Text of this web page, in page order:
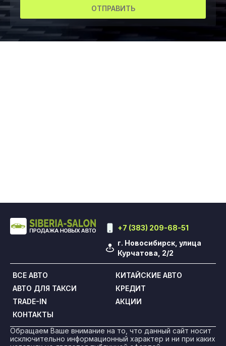
ОТПРАВИТЬ
+7 (383) 209-68-51
г. Новосибирск, улица
Курчатова, 2/2
ВСЕ АВТО
КИТАЙСКИЕ АВТО
АВТО ДЛЯ ТАКСИ
КРЕДИТ
TRADE-IN
АКЦИИ
КОНТАКТЫ
Обращаем Ваше внимание на то, что данный сайт носит
исключительно информационный характер и ни при каких